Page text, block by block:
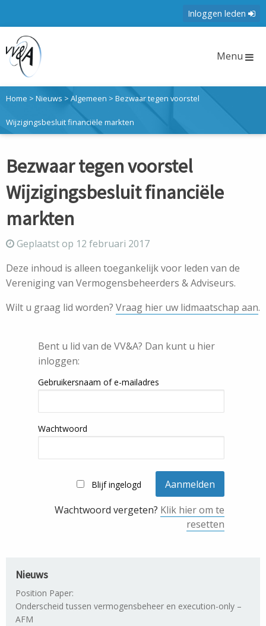
Inloggen leden
Menu
Home > Nieuws > Algemeen > Bezwaar tegen voorstel
Wijzigingsbesluit financiële markten
Bezwaar tegen voorstel
Wijzigingsbesluit financiële
markten
Geplaatst op 12 februari 2017
Deze inhoud is alleen toegankelijk voor leden van de
Vereniging van Vermogensbeheerders & Adviseurs.
Wilt u graag lid worden? Vraag hier uw lidmaatschap aan.
Bent u lid van de VV&A? Dan kunt u hier
inloggen:
Gebruikersnaam of e-mailadres
Wachtwoord
Blijf ingelogd
Wachtwoord vergeten? Klik hier om te
resetten
Nieuws
Position Paper:
Onderscheid tussen vermogensbeheer en execution-only –
AFM